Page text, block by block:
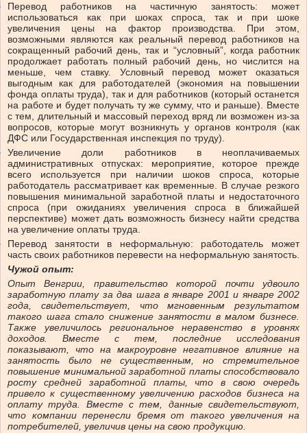
Перевод работников на частичную занятость: может
использоваться как при шоках спроса, так и при шоке
увеличения цены на фактор производства. При этом,
возможными являются как реальный перевод работников на
сокращенный рабочий день, так и “условный”, когда работник
продолжает работать полный рабочий день, но числится на
меньше, чем ставку. Условный перевод может оказаться
выгодным как для работодателей (экономия на повышении
фонда оплаты труда), так и для работников (который останется
на работе и будет получать ту же сумму, что и раньше). Вместе
с тем, длительный и массовый переход вряд ли возможен из-за
вопросов, которые могут возникнуть у органов контроля (как
ДФС или Государственная инспекция по труду).
Увеличение доли работников в неоплачиваемых
административных отпусках: мероприятие, которое прежде
всего используется при наличии шоков спроса, которые
работодатель рассматривает как временные. В случае резкого
повышения минимальной заработной платы и недостаточного
спроса (при ожиданиях увеличения спроса в ближайшей
перспективе) может дать возможность бизнесу найти средства
на увеличение оплаты труда.
Перевод занятости в неформальную: работодатель может
часть своих работников перевести на неформальную занятость.
Чужой опыт:
Опыт Венгрии, правительство которой почти удвоило
заработную плату за два шага в январе 2001 и январе 2002
года, свидетельствует, что мгновенным результатом
такого шага стало снижение занятости в малом бизнесе.
Также увеличилось региональное неравенство в уровнях
доходов. Вместе с тем, последние исследования
показывают, что на макроуровне негативное влияние на
занятость было не существенным, но стремительное
повышение минимальной заработной платы способствовало
росту средней заработной платы, что в свою очередь
привело к существенному увеличению расходов бизнеса на
оплату труда. Вместе с тем, данные свидетельствуют,
что компании перенесли бремя от такого увеличения на
потребителей, увеличив цены на свою продукцию.